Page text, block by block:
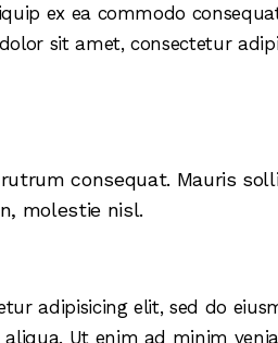
ex ea commodo
sit amet, consectetur
consequat. Mauris
molestie nisl.
adipisicing elit, sed do
Ut enim ad minim